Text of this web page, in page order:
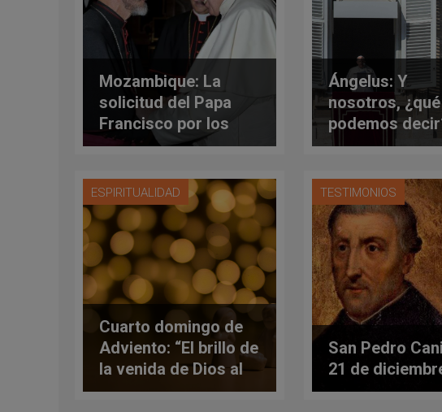
Mozambique: La
solicitud del Papa
Francisco por los
desplazados
Ángelus: Y
nosotros, ¿qué
podemos
ESPIRITUALIDAD
Cuarto domingo de
Adviento: “El brillo de
la venida de Dios al
mundo”
TESTIMONIOS
San Pedro
21 de